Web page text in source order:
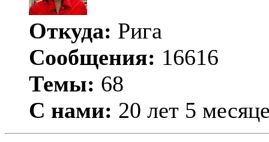
Откуда: Рига
Сообщения: 16616
Темы: 68
С нами: 20 лет 5